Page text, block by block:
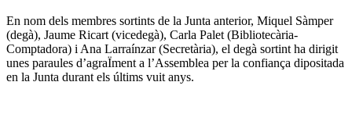
En nom dels membres sortints de la Junta anterior, Miquel Sàmper
(degà), Jaume Ricart (vicedegà), Carla Palet (Bibliotecària-
Comptadora) i Ana Larraínzar (Secretària), el degà sortint ha dirigit
unes paraules d’agraÏment a l’Assemblea per la confiança dipositada
en la Junta durant els últims vuit anys.